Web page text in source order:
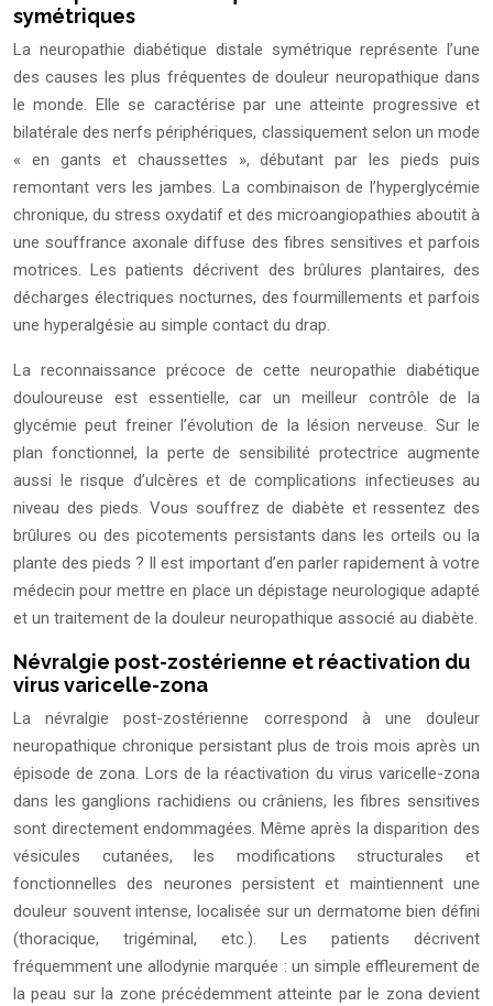
symétriques
La neuropathie diabétique distale symétrique représente l’une
des causes les plus fréquentes de douleur neuropathique dans
le monde. Elle se caractérise par une atteinte progressive et
bilatérale des nerfs périphériques, classiquement selon un mode
« en gants et chaussettes », débutant par les pieds puis
remontant vers les jambes. La combinaison de l’hyperglycémie
chronique, du stress oxydatif et des microangiopathies aboutit à
une souffrance axonale diffuse des fibres sensitives et parfois
motrices. Les patients décrivent des brûlures plantaires, des
décharges électriques nocturnes, des fourmillements et parfois
une hyperalgésie au simple contact du drap.
La reconnaissance précoce de cette neuropathie diabétique
douloureuse est essentielle, car un meilleur contrôle de la
glycémie peut freiner l’évolution de la lésion nerveuse. Sur le
plan fonctionnel, la perte de sensibilité protectrice augmente
aussi le risque d’ulcères et de complications infectieuses au
niveau des pieds. Vous souffrez de diabète et ressentez des
brûlures ou des picotements persistants dans les orteils ou la
plante des pieds ? Il est important d’en parler rapidement à votre
médecin pour mettre en place un dépistage neurologique adapté
et un traitement de la douleur neuropathique associé au diabète.
Névralgie post-zostérienne et réactivation du
virus varicelle-zona
La névralgie post-zostérienne correspond à une douleur
neuropathique chronique persistant plus de trois mois après un
épisode de zona. Lors de la réactivation du virus varicelle-zona
dans les ganglions rachidiens ou crâniens, les fibres sensitives
sont directement endommagées. Même après la disparition des
vésicules cutanées, les modifications structurales et
fonctionnelles des neurones persistent et maintiennent une
douleur souvent intense, localisée sur un dermatome bien défini
(thoracique, trigéminal, etc.). Les patients décrivent
fréquemment une allodynie marquée : un simple effleurement de
la peau sur la zone précédemment atteinte par le zona devient